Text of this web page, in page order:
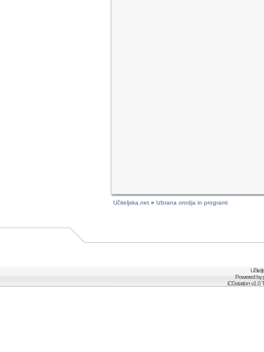
Učiteljska.net » Izbrana orodja in programi
Powered by
iCGstation v1.0